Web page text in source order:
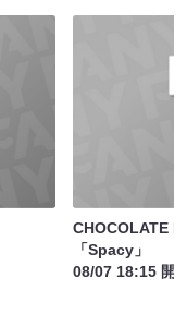
CHOCOLATE
「Spacy」
08/07 18:15 開